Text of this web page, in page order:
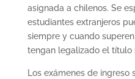
asignada a chilenos. Se
estudiantes extranjeros
siempre y cuando
tengan legalizado el título
Los exámenes de ingreso